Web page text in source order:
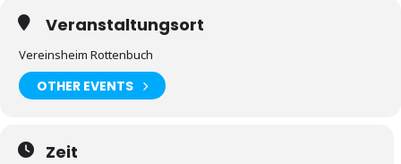
Veranstaltungsort
Vereinsheim Rottenbuch
OTHER EVENTS
Zeit